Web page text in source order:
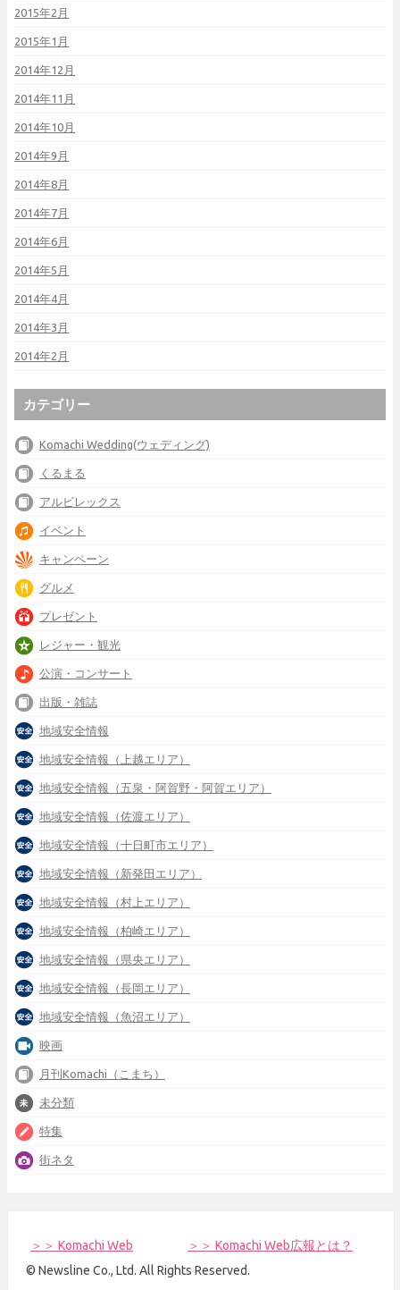
2015年2月
2015年1月
2014年12月
2014年11月
2014年10月
2014年9月
2014年8月
2014年7月
2014年6月
2014年5月
2014年4月
2014年3月
2014年2月
カテゴリー
Komachi Wedding(ウェディング)
くるまる
アルビレックス
イベント
キャンペーン
グルメ
プレゼント
レジャー・観光
公演・コンサート
出版・雑誌
地域安全情報
地域安全情報（上越エリア）
地域安全情報（五泉・阿賀野・阿賀エリア）
地域安全情報（佐渡エリア）
地域安全情報（十日町市エリア）
地域安全情報（新発田エリア）
地域安全情報（村上エリア）
地域安全情報（柏崎エリア）
地域安全情報（県央エリア）
地域安全情報（長岡エリア）
地域安全情報（魚沼エリア）
映画
月刊Komachi（こまち）
未分類
特集
街ネタ
＞＞ Komachi Web
＞＞ Komachi Web広報とは？
© Newsline Co., Ltd. All Rights Reserved.